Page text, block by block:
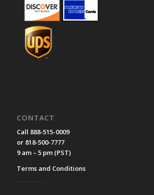
CONTACT
Call 888-515-0009
or 818-500-7777
9 am – 5 pm (PST)
Terms and Conditions